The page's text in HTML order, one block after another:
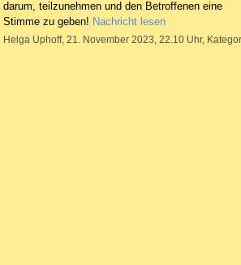
darum, teilzunehmen und den Betroffenen eine
Stimme zu geben! Nachricht lesen
Helga Uphoff, 21. November 2023, 22.10 Uhr,